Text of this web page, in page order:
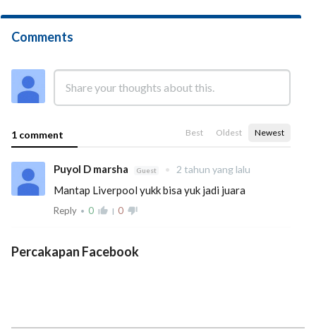
Comments
1 comment Best Oldest Newest
Puyol D marsha Guest • 2 tahun yang lalu
Mantap Liverpool yukk bisa yuk jadi juara
Reply • 0 thumb_up_alt | 0 thumb_down_alt
Percakapan Facebook